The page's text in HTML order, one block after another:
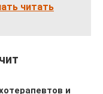
читать
и